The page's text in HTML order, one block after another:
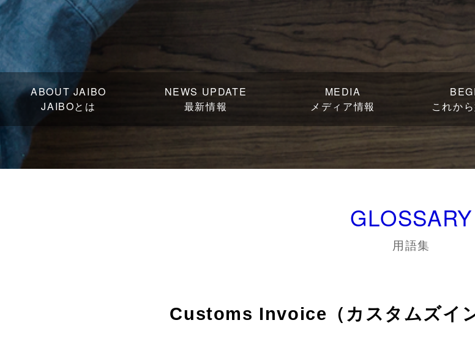
ABOUT JAIBO
JAIBOとは
NEWS UPDATE
最新情報
MEDIA
メディア情報
これか
GLOSSARY
用語集
Customs Invoice（カスタムズイ